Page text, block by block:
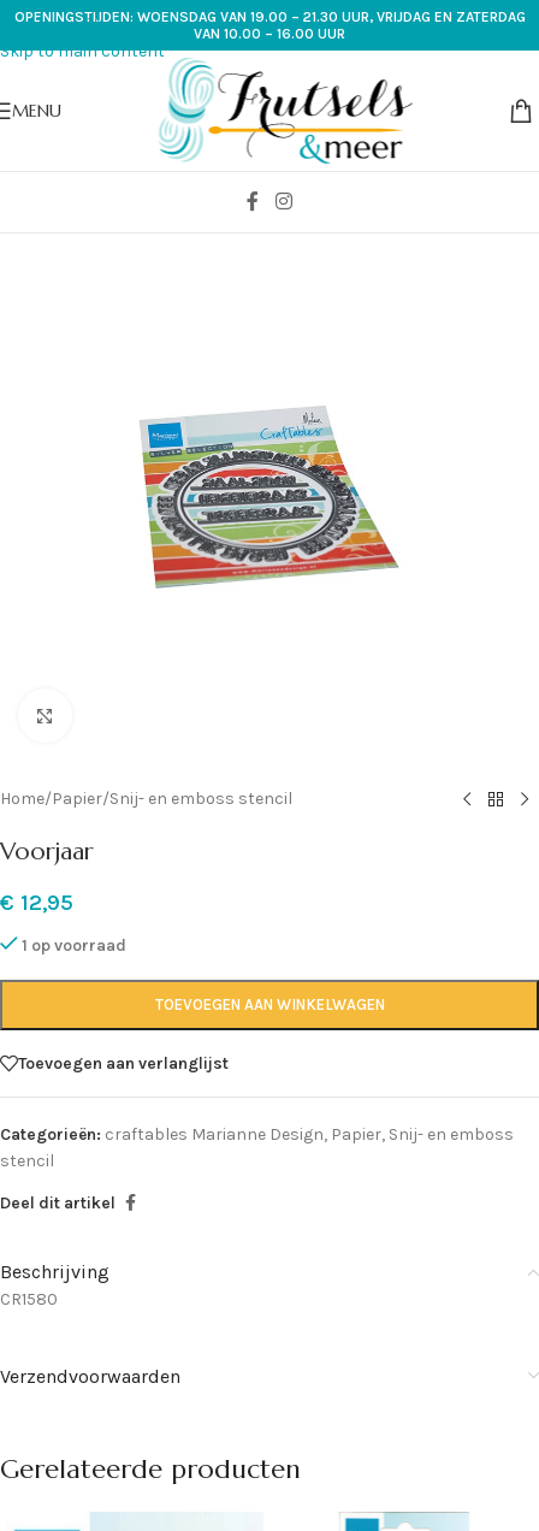
Skip to navigation
Skip to main content
OPENINGSTIJDEN: WOENSDAG VAN 19.00 – 21.30 UUR, VRIJDAG EN ZATERDAG
VAN 10.00 – 16.00 UUR
MENU
Home/Papier/Snij- en emboss stencil
Voorjaar
€ 12,95
1 op voorraad
TOEVOEGEN AAN WINKELWAGEN
Toevoegen aan verlanglijst
Categorieën: craftables Marianne Design, Papier, Snij- en emboss
stencil
Deel dit artikel
Beschrijving
CR1580
Verzendvoorwaarden
Gerelateerde producten